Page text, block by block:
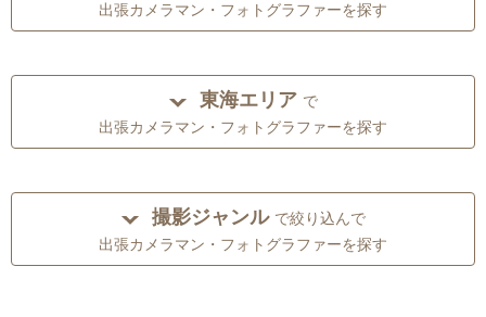
出張カメラマン・フォトグラファーを探す
東海エリア で
出張カメラマン・フォトグラファーを探す
撮影ジャンル で絞り込んで
出張カメラマン・フォトグラファーを探す